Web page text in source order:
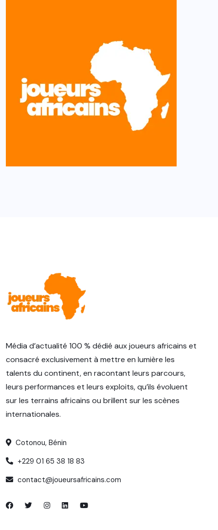
Média d’actualité 100 % dédié aux joueurs africains et
consacré exclusivement à mettre en lumière les
talents du continent, en racontant leurs parcours,
leurs performances et leurs exploits, qu’ils évoluent
sur les terrains africains ou brillent sur les scènes
internationales.
Cotonou, Bénin
+229 01 65 38 18 83
contact@joueursafricains.com